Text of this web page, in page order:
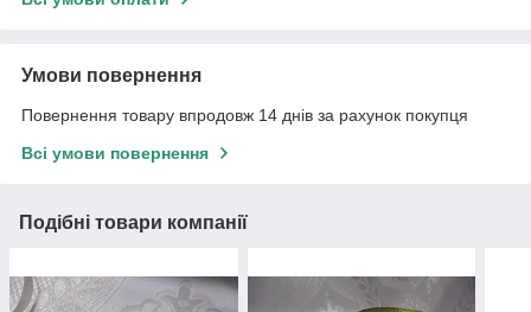
Умови повернення
Повернення товару впродовж 14 днів за рахунок покупця
Всі умови повернення
Подібні товари компанії